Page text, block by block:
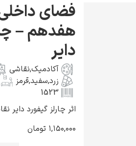
فضای
هفدهم –
دایر
آکادمیک,نقاشی
زرد,سفید,قرمز
1523
اثر چارلز گیفورد دایر نقاش
۱,۱۵۰,۰۰۰ تومان